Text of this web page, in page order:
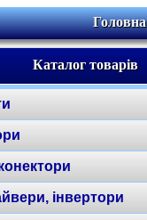
Головна
Каталог товарів
інвертори